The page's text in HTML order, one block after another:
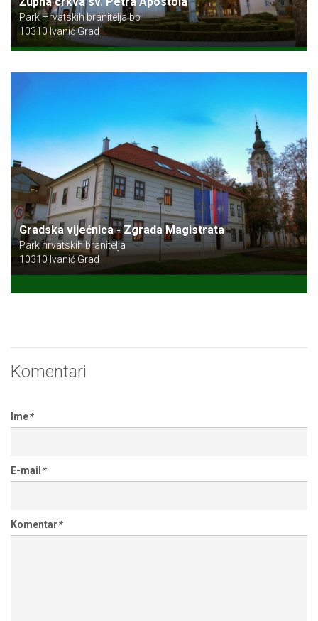
Park Hrvatskih branitelja bb
10310 Ivanić Grad
Gradska vijećnica - Zgrada Magistrata
Park hrvatskih branitelja
10310 Ivanić Grad
Komentari
Ime*
E-mail *
Komentar*